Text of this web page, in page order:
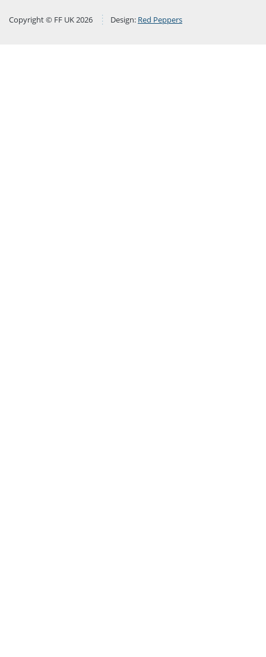
Copyright © FF UK 2026 Design: Red Peppers